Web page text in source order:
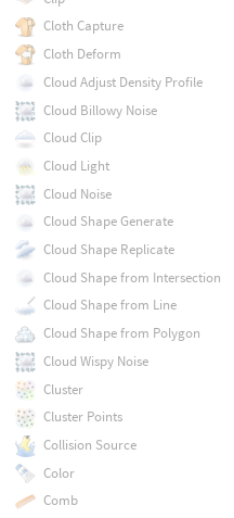
Cloth Capture
Cloth Deform
Cloud Adjust Density Profile
Cloud Billowy Noise
Cloud Clip
Cloud Light
Cloud Noise
Cloud Shape Generate
Cloud Shape Replicate
Cloud Shape from Intersection
Cloud Shape from Line
Cloud Shape from Polygon
Cloud Wispy Noise
Cluster
Cluster Points
Collision Source
Color
Comb